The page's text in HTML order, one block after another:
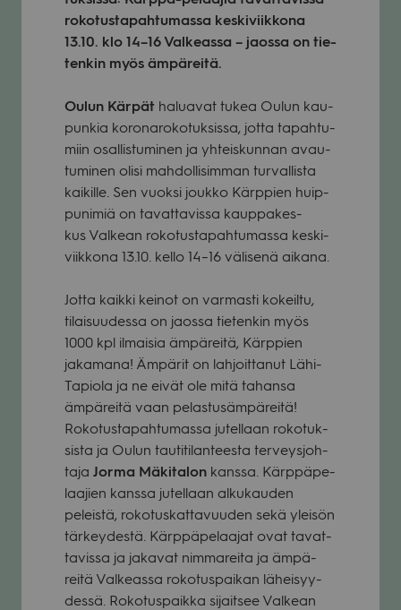
roko­tus­ta­pah­tu­massa kes­ki­viik­kona
13.10. klo 14–16 Val­keassa – jaossa on tie­
ten­kin myös ämpä­reitä.
Oulun Kär­pät halua­vat tukea Oulun kau­
pun­kia koro­na­ro­ko­tuk­sissa, jotta tapah­tu­
miin osal­lis­tu­mi­nen ja yhteis­kun­nan avau­
tu­mi­nen olisi mah­dol­li­sim­man tur­val­lista
kai­kille. Sen vuoksi joukko Kärp­pien huip­
pu­ni­miä on tavat­ta­vissa kaup­pa­kes­
kus Val­kean roko­tus­ta­pah­tu­massa kes­ki­
viik­kona 13.10. kello 14–16 väli­senä aikana.
Jotta kaikki kei­not on var­masti kokeiltu,
tilai­suu­dessa on jaossa tie­ten­kin myös
1000 kpl ilmai­sia ämpä­reitä, Kärp­pien
jaka­mana! Ämpä­rit on lah­joit­ta­nut Lähi­
Ta­piola ja ne eivät ole mitä tahansa
ämpä­reitä vaan pelas­tusäm­pä­reitä!
Roko­tus­ta­pah­tu­massa jutel­laan roko­tuk­
sista ja Oulun tau­ti­ti­lan­teesta ter­veys­joh­
taja Jorma Mäki­ta­lon kanssa. Kärp­pä­pe­
laa­jien kanssa jutel­laan alku­kau­den
peleistä, roko­tus­kat­ta­vuu­den sekä ylei­sön
tär­key­destä. Kärp­pä­pe­laa­jat ovat tavat­
ta­vissa ja jaka­vat nim­ma­reita ja ämpä­
reitä Val­keassa roko­tus­pai­kan lähei­syy­
dessä. Roko­tus­paikka sijait­see Val­kean